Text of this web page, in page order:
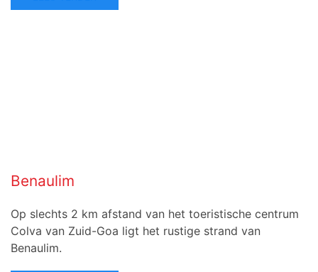
Benaulim
Op slechts 2 km afstand van het toeristische centrum
Colva van Zuid-Goa ligt het rustige strand van
Benaulim.